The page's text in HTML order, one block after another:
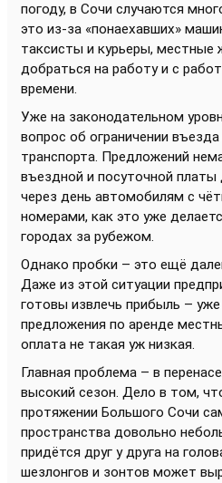
погоду, в Сочи случаются
это из-за «понаехавших»
таксисты и курьеры, местные
добраться на работу и с
времени.
Уже на законодательном
вопрос об ограничении въезда
транспорта. Предложений
въездной и посуточной
через день автомобилям с
номерами, как это уже
городах за рубежом.
Однако пробки – это ещё
Даже из этой ситуации
готовы извлечь прибыль –
предложения по аренде
оплата не такая уж низкая.
Главная проблема – в
высокий сезон. Дело в том,
протяжении Большого Сочи
пространства довольно
придётся друг у друга на
шезлонгов и зонтов может